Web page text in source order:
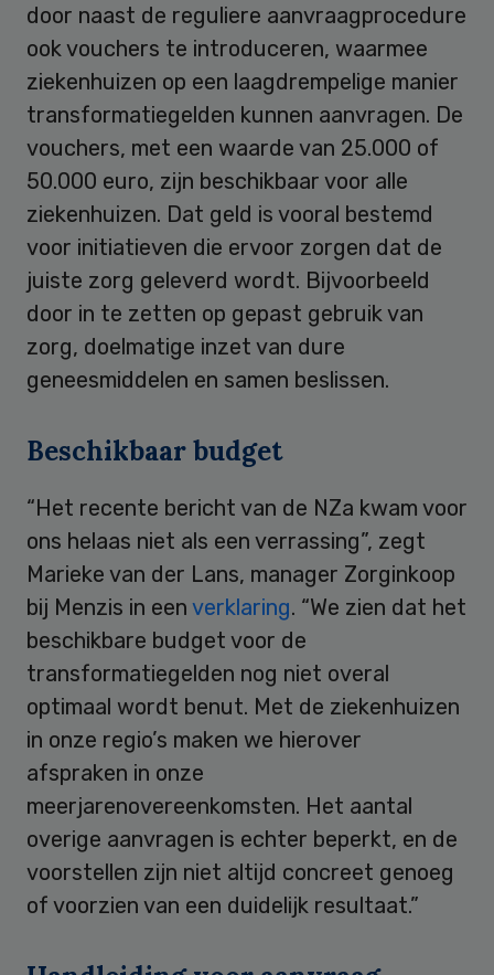
door naast de reguliere aanvraagprocedure
ook vouchers te introduceren, waarmee
ziekenhuizen op een laagdrempelige manier
transformatiegelden kunnen aanvragen. De
vouchers, met een waarde van 25.000 of
50.000 euro, zijn beschikbaar voor alle
ziekenhuizen. Dat geld is vooral bestemd
voor initiatieven die ervoor zorgen dat de
juiste zorg geleverd wordt. Bijvoorbeeld
door in te zetten op gepast gebruik van
zorg, doelmatige inzet van dure
geneesmiddelen en samen beslissen.
Beschikbaar budget
“Het recente bericht van de NZa kwam voor
ons helaas niet als een verrassing”, zegt
Marieke van der Lans, manager Zorginkoop
bij Menzis in een verklaring. “We zien dat het
beschikbare budget voor de
transformatiegelden nog niet overal
optimaal wordt benut. Met de ziekenhuizen
in onze regio’s maken we hierover
afspraken in onze
meerjarenovereenkomsten. Het aantal
overige aanvragen is echter beperkt, en de
voorstellen zijn niet altijd concreet genoeg
of voorzien van een duidelijk resultaat.”